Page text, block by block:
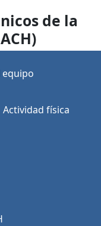
de la
equipo
Actividad física